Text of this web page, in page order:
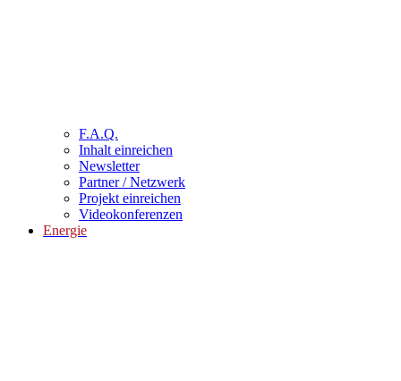
F.A.Q.
Inhalt einreichen
Newsletter
Partner / Netzwerk
Projekt einreichen
Videokonferenzen
Energie